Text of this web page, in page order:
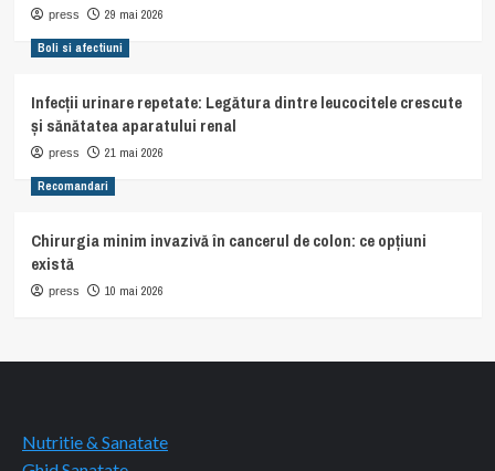
press 29 mai 2026
Boli si afectiuni
Infecții urinare repetate: Legătura dintre leucocitele crescute
și sănătatea aparatului renal
press 21 mai 2026
Recomandari
Chirurgia minim invazivă în cancerul de colon: ce opțiuni
există
press 10 mai 2026
Nutritie & Sanatate